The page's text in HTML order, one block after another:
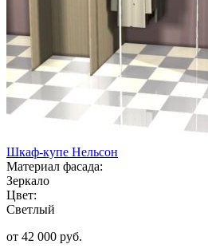
Шкаф-купе Нельсон
Материал фасада:
Зеркало
Цвет:
Светлый
от 42 000 руб.